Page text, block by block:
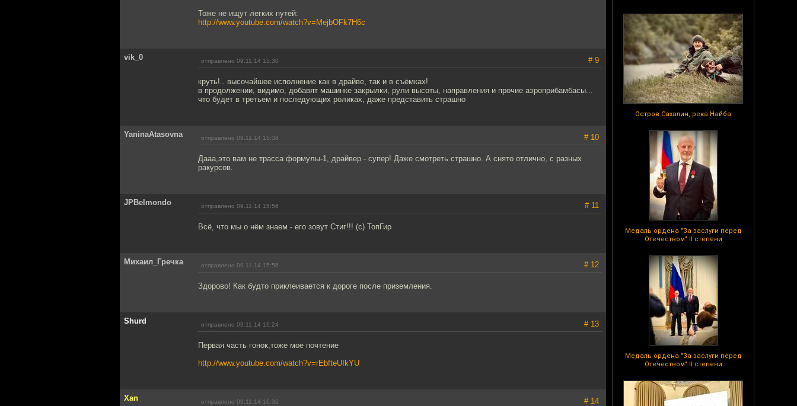
Остров Сахалин, река Найба
Медаль ордена "За заслуги перед
Отечеством" II степени
Медаль ордена "За заслуги перед
Отечеством" II степени
Тоже не ищут легких путей:
http://www.youtube.com/watch?v=MejbOFk7H6c
vik_0 отправлено 09.11.14 15:30 # 9
круть!.. высочайшее исполнение как в драйве, так и в съёмках!
в продолжении, видимо, добавят машинке закрылки, рули высоты, направления и прочие аэроприбамбасы...
что будет в третьем и последующих роликах, даже представить страшно
YaninaAtasovna отправлено 09.11.14 15:38 # 10
Дааа,это вам не трасса формулы-1, драйвер - супер! Даже смотреть страшно. А снято отлично, с разных
ракурсов.
JPBelmondo отправлено 09.11.14 15:56 # 11
Всё, что мы о нём знаем - его зовут Стиг!!! (с) ТопГир
Михаил_Гречка отправлено 09.11.14 15:56 # 12
Здорово! Как будто приклеивается к дороге после приземления.
Shurd отправлено 09.11.14 16:24 # 13
Первая часть гонок,тоже мое почтение
http://www.youtube.com/watch?v=rEbfteUIkYU
Xan отправлено 09.11.14 16:36 # 14